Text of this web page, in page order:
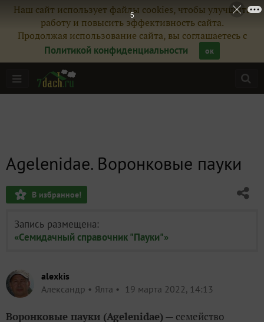
Наш сайт использует файлы cookies, чтобы улучшить
работу и повысить эффективность сайта.
Продолжая использование сайта, вы соглашаетесь с
Политикой конфиденциальности
ок
Agelenidae. Воронковые пауки
В избранное!
Запись размещена:
«Семидачный справочник "Пауки"»
alexkis
Александр
Ялта 19 марта 2022, 14:13
Воронковые пауки (Agelenidae)— семейство
3